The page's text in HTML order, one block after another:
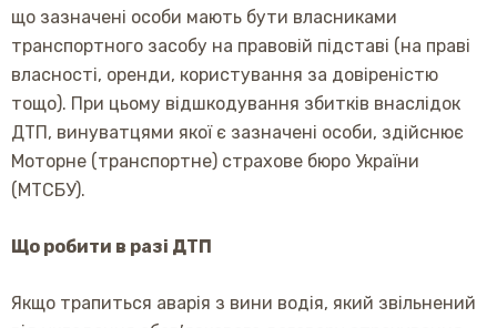
що зазначені особи мають бути власниками
транспортного засобу на правовій підставі (на праві
власності, оренди, користування за довіреністю
тощо). При цьому відшкодування збитків внаслідок
ДТП, винуватцями якої є зазначені особи, здійснює
Моторне (транспортне) страхове бюро України
(МТСБУ).
Що робити в разі ДТП
Якщо трапиться аварія з вини водія, який звільнений